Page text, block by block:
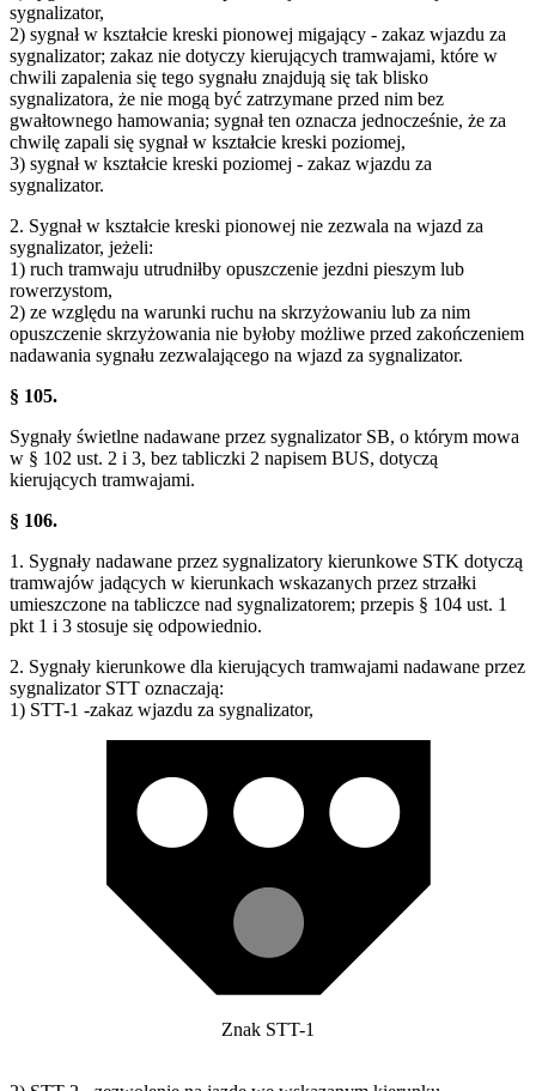
sygnalizator,
2) sygnał w kształcie kreski pionowej migający - zakaz wjazdu za
sygnalizator; zakaz nie dotyczy kierujących tramwajami, które w
chwili zapalenia się tego sygnału znajdują się tak blisko
sygnalizatora, że nie mogą być zatrzymane przed nim bez
gwałtownego hamowania; sygnał ten oznacza jednocześnie, że za
chwilę zapali się sygnał w kształcie kreski poziomej,
3) sygnał w kształcie kreski poziomej - zakaz wjazdu za
sygnalizator.
2. Sygnał w kształcie kreski pionowej nie zezwala na wjazd za
sygnalizator, jeżeli:
1) ruch tramwaju utrudniłby opuszczenie jezdni pieszym lub
rowerzystom,
2) ze względu na warunki ruchu na skrzyżowaniu lub za nim
opuszczenie skrzyżowania nie byłoby możliwe przed zakończeniem
nadawania sygnału zezwalającego na wjazd za sygnalizator.
§ 105.
Sygnały świetlne nadawane przez sygnalizator SB, o którym mowa
w § 102 ust. 2 i 3, bez tabliczki 2 napisem BUS, dotyczą
kierujących tramwajami.
§ 106.
1. Sygnały nadawane przez sygnalizatory kierunkowe STK dotyczą
tramwajów jadących w kierunkach wskazanych przez strzałki
umieszczone na tabliczce nad sygnalizatorem; przepis § 104 ust. 1
pkt 1 i 3 stosuje się odpowiednio.
2. Sygnały kierunkowe dla kierujących tramwajami nadawane przez
sygnalizator STT oznaczają:
1) STT-1 -zakaz wjazdu za sygnalizator,
Znak STT-1